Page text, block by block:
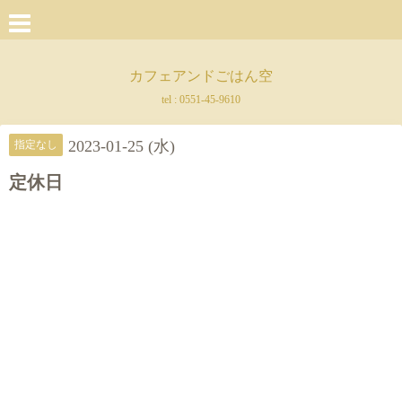
カフェアンドごはん空
tel : 0551-45-9610
指定なし 2023-01-25 (水)
定休日